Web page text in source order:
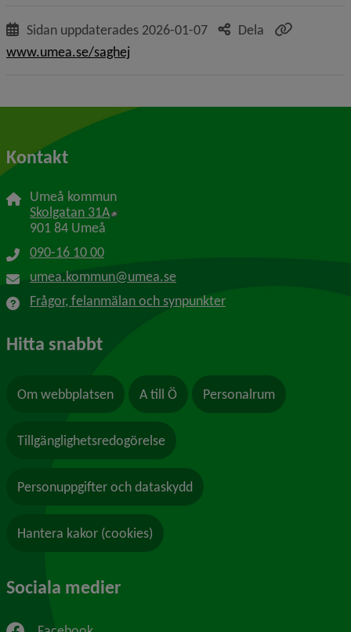
Sidan uppdaterades 2026-01-07
Dela
www.umea.se/saghej
Kontakt
Umeå kommun
Skolgatan 31A Länk till annan webbplats, öppnas i nytt
901 84 Umeå
090-16 10 00
umea.kommun@umea.se
Frågor, felanmälan och synpunkter
Hitta snabbt
Om webbplatsen A till Ö Personalrum
Tillgänglighetsredogörelse
Personuppgifter och dataskydd
Hantera kakor (cookies)
Sociala medier